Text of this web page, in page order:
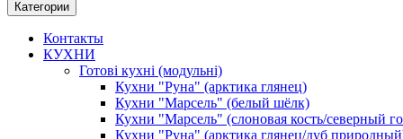
Категории
Контакты
КУХНИ
Готові кухні (модульні)
Кухни "Руна" (арктика глянец)
Кухни "Марсель" (белый шёлк)
Кухни "Марсель" (слоновая кость/северный
Кухни "Руна" (арктика глянец/дуб